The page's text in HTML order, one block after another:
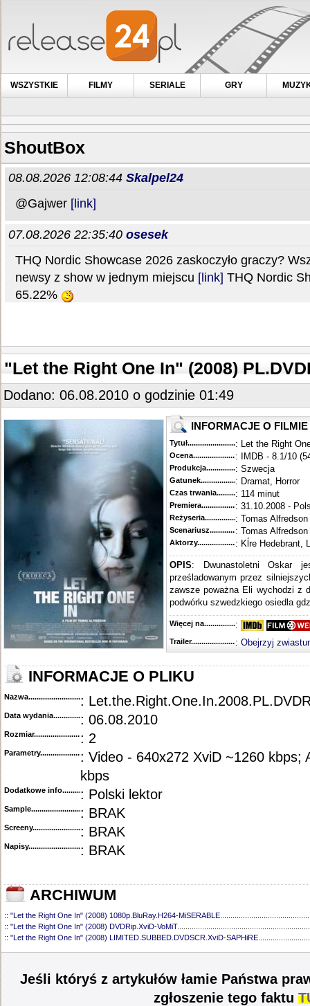
WSZYSTKIE FILMY SERIALE GRY
ShoutBox
"Let the Right One In" (2008)
Dodano: 06.08.2010 o godzinie 01:49
INFORMACJE O FILMIE
Tytuł............................................
: Let the Right
Ocena.............................................
: IMDB - 8.1/10
Produkcja.........................................
: Szwecja
Gatunek...........................................
: Dramat, Horror
Czas trwania......................................
: 114 minut
Premiera..........................................
: 31.10.2008 -
Reżyseria........................................
: Tomas Alfredson
Scenariusz........................................
: Tomas Alfredson
Aktorzy...........................................
: Kĺre Hedebrant,
OPIS:
Dwunastoletni Oskar
prześladowanym przez
zawsze poważna Eli wychodzi z
podwórku szwedzkiego osiedla
Więcej na........................................
:
Trailer...........................................
: Obejrzyj
INFORMACJE O PLIKU
Nazwa.............................................
:
Data wydania......................................
: 06.08.2010
Rozmiar...........................................
: 2
Parametry.........................................: Video - 640x272 XviD ~1260 kbps;
kbps
Dodatkowe info....................................
: Polski lektor
Sample............................................
: BRAK
Screeny...........................................
: BRAK
Napisy............................................
: BRAK
ARCHIWUM
:: "Let the Right One In" (2008) 1080p.BluRay.H264-MiSERABLE
:: "Let the Right One In" (2008) DVDRip.XviD-VoMiT
:: "Let the Right One In" (2008) LIMITED.SUBBED.DVDSCR.XviD-SAPHiRE
Jeśli któryś z artykułów łamie Państwa
zgłoszenie tego faktu